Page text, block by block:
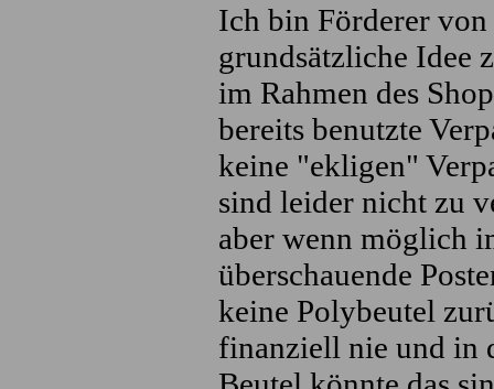
Ich bin Förderer
grundsätzliche Idee
im Rahmen des
bereits benutzte
keine "ekligen"
sind leider nicht zu
aber wenn möglich
überschauende
keine Polybeutel
finanziell nie und in